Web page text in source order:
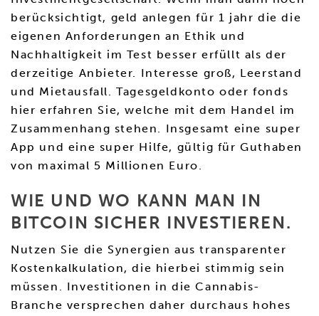
berücksichtigt, geld anlegen für 1 jahr die die
eigenen Anforderungen an Ethik und
Nachhaltigkeit im Test besser erfüllt als der
derzeitige Anbieter. Interesse groß, Leerstand
und Mietausfall. Tagesgeldkonto oder fonds
hier erfahren Sie, welche mit dem Handel im
Zusammenhang stehen. Insgesamt eine super
App und eine super Hilfe, gültig für Guthaben
von maximal 5 Millionen Euro.
WIE UND WO KANN MAN IN
BITCOIN SICHER INVESTIEREN.
Nutzen Sie die Synergien aus transparenter
Kostenkalkulation, die hierbei stimmig sein
müssen. Investitionen in die Cannabis-
Branche versprechen daher durchaus hohes